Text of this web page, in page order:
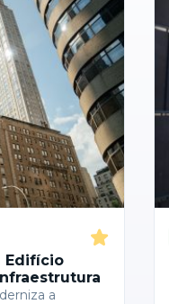
Edifício
a